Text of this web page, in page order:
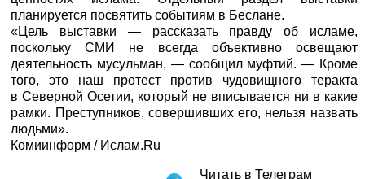
планируется посвятить событиям в Беслане.
«Цель выставки — рассказать правду об исламе,
поскольку СМИ не всегда объективно освещают
деятельность мусульман, — сообщил муфтий. — Кроме
того, это наш протест против чудовищного теракта
в Северной Осетии, который не вписывается ни в какие
рамки. Преступников, совершивших его, нельзя назвать
людьми».
Комиинформ / Ислам.Ru
Читать в Телеграм